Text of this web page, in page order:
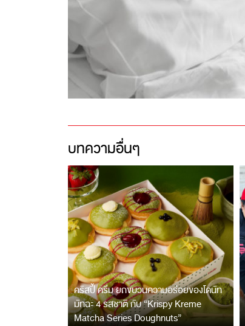
บทความอื่นๆ
คริสปี้ ครีม ยกขบวนความอร่อยของโดนัท
มัทฉะ 4 รสชาติ กับ “Krispy Kreme
Matcha Series Doughnuts”